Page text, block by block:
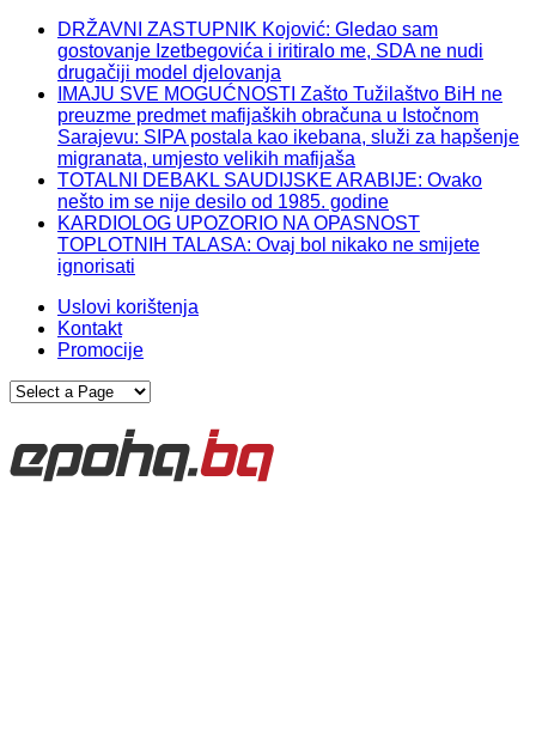
DRŽAVNI ZASTUPNIK Kojović: Gledao sam
gostovanje Izetbegovića i iritiralo me, SDA ne nudi
drugačiji model djelovanja
IMAJU SVE MOGUĆNOSTI Zašto Tužilaštvo BiH ne
preuzme predmet mafijaških obračuna u Istočnom
Sarajevu: SIPA postala kao ikebana, služi za hapšenje
migranata, umjesto velikih mafijaša
TOTALNI DEBAKL SAUDIJSKE ARABIJE: Ovako
nešto im se nije desilo od 1985. godine
KARDIOLOG UPOZORIO NA OPASNOST
TOPLOTNIH TALASA: Ovaj bol nikako ne smijete
ignorisati
Uslovi korištenja
Kontakt
Promocije